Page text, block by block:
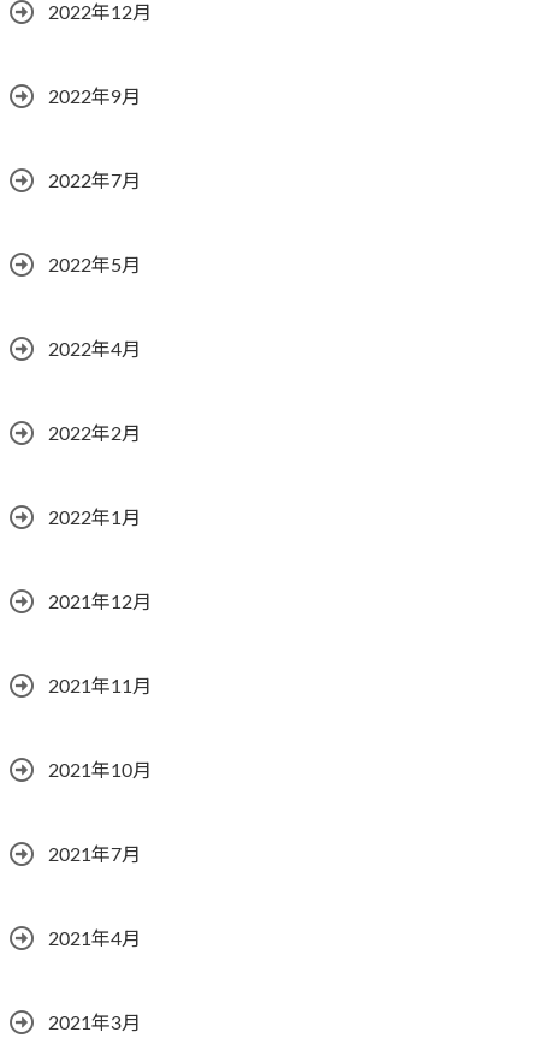
2022年12月
2022年9月
2022年7月
2022年5月
2022年4月
2022年2月
2022年1月
2021年12月
2021年11月
2021年10月
2021年7月
2021年4月
2021年3月